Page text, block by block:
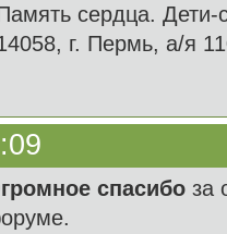
сердца. Дети-
г. Пермь, а/я
спасибо за